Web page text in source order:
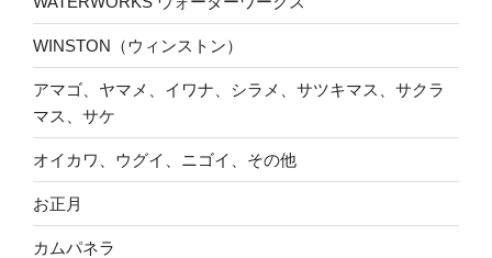
WINSTON（ウィンストン）
アマゴ、ヤマメ、イワナ、シラメ、サツキマス、サクラ
マス、サケ
オイカワ、ウグイ、ニゴイ、その他
お正月
カムパネラ